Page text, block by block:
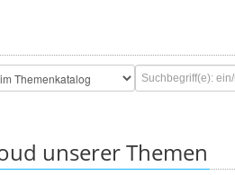
unserer Themen